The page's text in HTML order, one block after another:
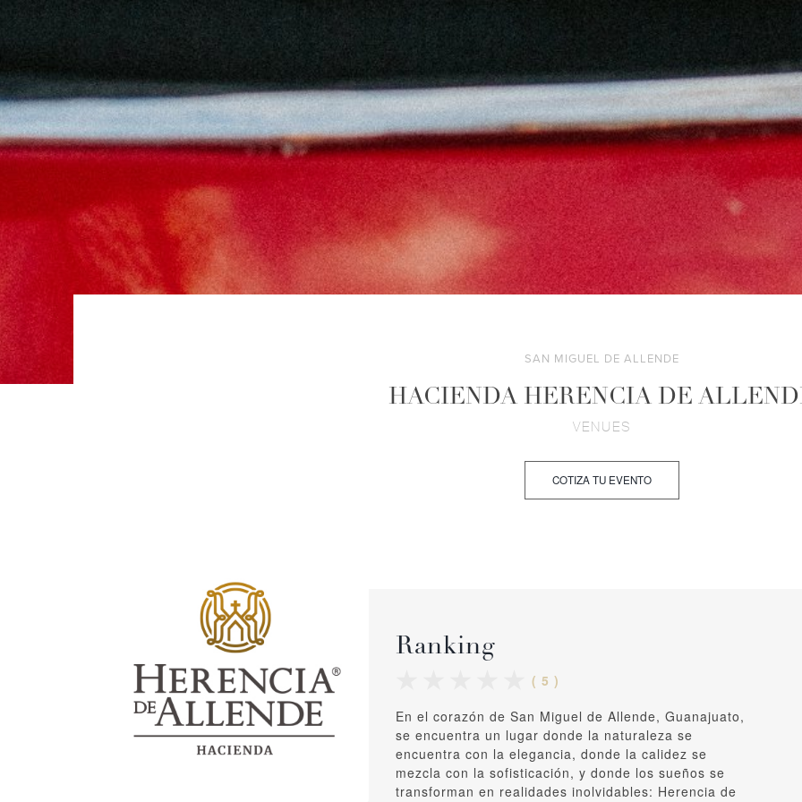
SAN MIGUEL DE ALLENDE
HACIENDA HERENCIA DE
VENUES
COTIZA TU EVENTO
Ranking
( 5 )
En el corazón de San Miguel de Allende, Guanajuato,
se encuentra un lugar donde la naturaleza se
encuentra con la elegancia, donde la calidez se
mezcla con la sofisticación, y donde los sueños se
transforman en realidades inolvidables: Herencia de